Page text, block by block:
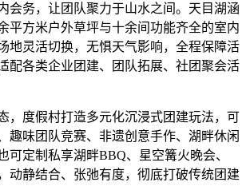
会务，让团队聚力于山水之间。天目湖涵
平方米户外草坪与十余间功能齐全的室内
地灵活切换，无惧天气影响，全程保障活
配各类企业团建、团队拓展、社团聚会活
，度假村打造多元化沉浸式团建玩法，可
趣味团队竞赛、非遗创意手作、湖畔休闲
可定制私享湖畔BBQ、星空篝火晚会、
动静结合、张弛有度，彻底打破传统团建